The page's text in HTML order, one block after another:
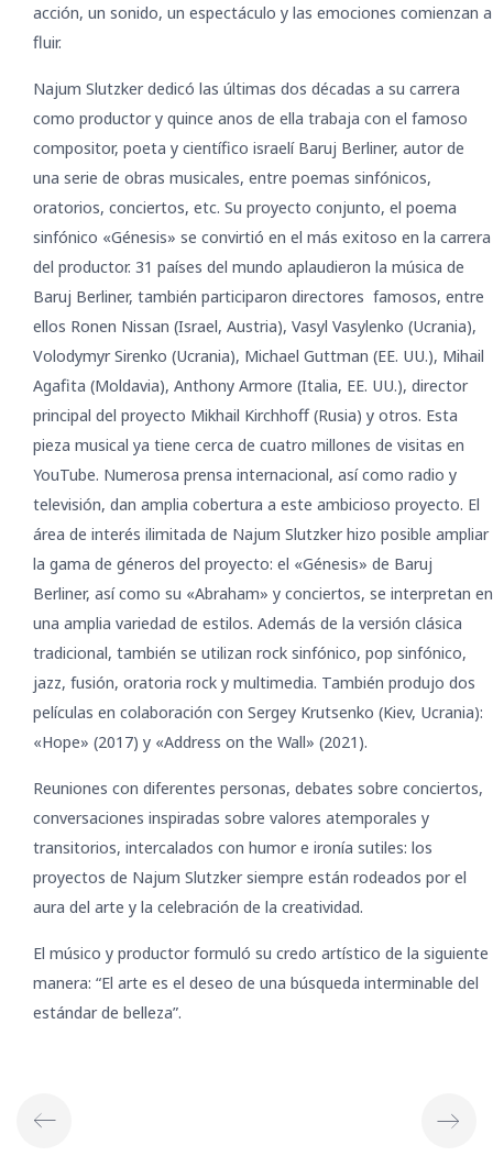
acción, un sonido, un espectáculo y las emociones comienzan a
fluir.
Najum Slutzker dedicó las últimas dos décadas a su carrera
como productor y quince anos de ella trabaja con el famoso
compositor, poeta y científico israelí Baruj Berliner, autor de
una serie de obras musicales, entre poemas sinfónicos,
oratorios, conciertos, etc. Su proyecto conjunto, el poema
sinfónico «Génesis» se convirtió en el más exitoso en la carrera
del productor. 31 países del mundo aplaudieron la música de
Baruj Berliner, también participaron directores famosos, entre
ellos Ronen Nissan (Israel, Austria), Vasyl Vasylenko (Ucrania),
Volodymyr Sirenko (Ucrania), Michael Guttman (EE. UU.), Mihail
Agafita (Moldavia), Anthony Armore (Italia, EE. UU.), director
principal del proyecto Mikhail Kirchhoff (Rusia) y otros. Esta
pieza musical ya tiene cerca de cuatro millones de visitas en
YouTube. Numerosa prensa internacional, así como radio y
televisión, dan amplia cobertura a este ambicioso proyecto. El
área de interés ilimitada de Najum Slutzker hizo posible ampliar
la gama de géneros del proyecto: el «Génesis» de Baruj
Berliner, así como su «Abraham» y conciertos, se interpretan en
una amplia variedad de estilos. Además de la versión clásica
tradicional, también se utilizan rock sinfónico, pop sinfónico,
jazz, fusión, oratoria rock y multimedia. También produjo dos
películas en colaboración con Sergey Krutsenko (Kiev, Ucrania):
«Hope» (2017) y «Address on the Wall» (2021).
Reuniones con diferentes personas, debates sobre conciertos,
conversaciones inspiradas sobre valores atemporales y
transitorios, intercalados con humor e ironía sutiles: los
proyectos de Najum Slutzker siempre están rodeados por el
aura del arte y la celebración de la creatividad.
El músico y productor formuló su credo artístico de la siguiente
manera: “El arte es el deseo de una búsqueda interminable del
estándar de belleza”.